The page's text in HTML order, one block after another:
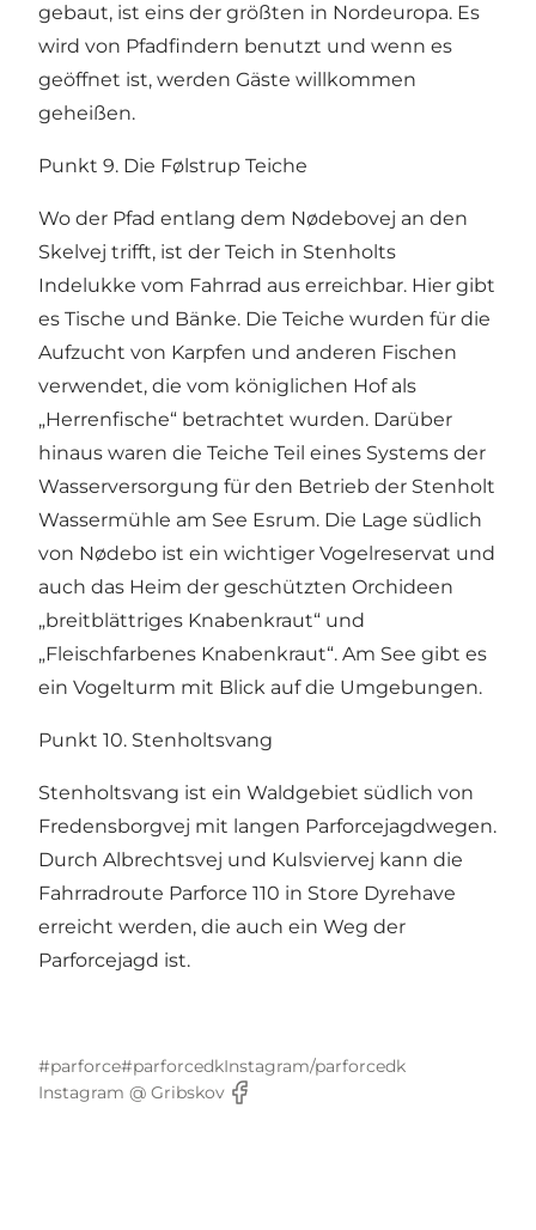
gebaut, ist eins der größten in Nordeuropa. Es
wird von Pfadfindern benutzt und wenn es
geöffnet ist, werden Gäste willkommen
geheißen.
Punkt 9. Die Følstrup Teiche
Wo der Pfad entlang dem Nødebovej an den
Skelvej trifft, ist der Teich in Stenholts
Indelukke vom Fahrrad aus erreichbar. Hier gibt
es Tische und Bänke. Die Teiche wurden für die
Aufzucht von Karpfen und anderen Fischen
verwendet, die vom königlichen Hof als
„Herrenfische“ betrachtet wurden. Darüber
hinaus waren die Teiche Teil eines Systems der
Wasserversorgung für den Betrieb der Stenholt
Wassermühle am See Esrum. Die Lage südlich
von Nødebo ist ein wichtiger Vogelreservat und
auch das Heim der geschützten Orchideen
„breitblättriges Knabenkraut“ und
„Fleischfarbenes Knabenkraut“. Am See gibt es
ein Vogelturm mit Blick auf die Umgebungen.
Punkt 10. Stenholtsvang
Stenholtsvang ist ein Waldgebiet südlich von
Fredensborgvej mit langen Parforcejagdwegen.
Durch Albrechtsvej und Kulsviervej kann die
Fahrradroute Parforce 110 in Store Dyrehave
erreicht werden, die auch ein Weg der
Parforcejagd ist.
#parforce#parforcedkInstagram/parforcedk
Instagram @ Gribskov
Facebook